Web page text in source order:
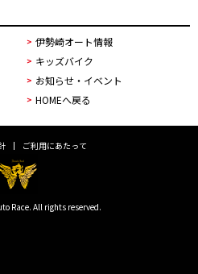
伊勢崎オート情報
キッズバイク
お知らせ・イベント
HOMEへ戻る
ご利用にあたって
Race. All rights reserved.